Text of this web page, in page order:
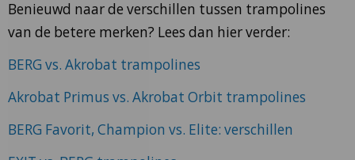
Benieuwd naar de verschillen tussen trampolines
van de betere merken? Lees dan hier verder:
BERG vs. Akrobat trampolines
Akrobat Primus vs. Akrobat Orbit trampolines
BERG Favorit, Champion vs. Elite: verschillen